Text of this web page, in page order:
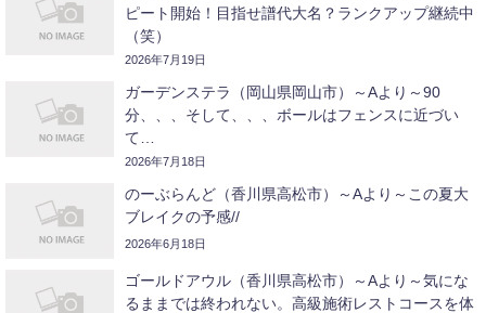
ピート開始！目指せ譜代大名？ランクアップ継続中
（笑）
2026年7月19日
ガーデンステラ（岡山県岡山市）～Aより～90
分、、、そして、、、ボールはフェンスに近づい
て…
2026年7月18日
のーぶらんど（香川県高松市）～Aより～この夏大
ブレイクの予感//
2026年6月18日
ゴールドアウル（香川県高松市）～Aより～気にな
るままでは終われない。高級施術レストコースを体